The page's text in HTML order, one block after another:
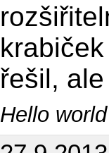
řešil,
Hello